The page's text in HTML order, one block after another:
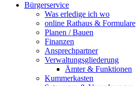
Bürgerservice
Was erledige ich wo
online Rathaus & Formulare
Planen / Bauen
Finanzen
Ansprechpartner
Verwaltungsgliederung
Ämter & Funktionen
Kummerkasten